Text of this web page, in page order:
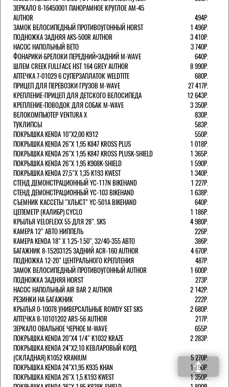
ЗЕРКАЛО 8-16450001 ПАНОРАМНОЕ КРУГЛОЕ AM-45
AUTHOR
494Р.
ЗАМОК ВЕЛОСИПЕДНЫЙ ПРОТИВОУГОННЫЙ HORST
1 496Р.
ПОДНОЖКА ЗАДНЯЯ AKS-500R AUTHOR
3 410Р.
НАСОС НАПОЛЬНЫЙ BETO
3 740Р.
ФОНАРИКИ-БРЕЛОКИ ПЕРЕДНИЙ+ЗАДНИЙ M-WAVE
640Р.
ШЛЕМ CREEK FULLFACE HST 164 GREY AUTHOR
8 990Р.
АПТЕЧКА 7-01029 6 СУПЕРЗАПЛАТОК WELDTITE
680Р.
ПРИЦЕП ДЛЯ ПЕРЕВОЗКИ ГРУЗОВ M-WAVE
27 417Р.
КРЕПЛЕНИЕ-ПРИЦЕП ДЛЯ ДЕТСКОГО ВЕЛОСИПЕДА
12 643Р.
КРЕПЛЕНИЕ-ПОВОДОК ДЛЯ СОБАК M-WAVE
3 350Р.
ВЕЛОКОМПЬЮТЕР VENTURA Х
830Р.
ТУКЛИПСЫ
583Р.
ПОКРЫШКА KENDA 10"Х2,00 K912
550Р.
ПОКРЫШКА KENDA 26"Х 1,95 K847 KROSS PLUS
1 018Р.
ПОКРЫШКА KENDA 26"Х 1,95 K847 KROSS PLUSK-SHIELD
1 365Р.
ПОКРЫШКА KENDA 26"Х 1,95 K908K-SHIELD
1 590Р.
ПОКРЫШКА KENDA 27,5"Х 1,35 K193 KWEST
1 340Р.
СТЕНД ДЕМОНСТРАЦИОННЫЙ YC-117N BIKEHAND
1 227Р.
СТЕНД ДЕМОНСТРАЦИОННЫЙ YC-103 BIKEHAND
1 638Р.
СЪЕМНИК КАССЕТЫ "ХЛЫСТ" YC-501A BIKEHAND
640Р.
ЦЕПЕМЕТР (КАЛИБР) CYCLO
1 186Р.
КРЫЛЬЯ VELOFLEXX 55 ДЛЯ 28". SKS
4 980Р.
КАМЕРА 12" АВТО НИППЕЛЬ
226Р.
КАМЕРА KENDA 18" Х 1.25-1.50", 32/40-355 АВТО
386Р.
БАГАЖНИК 8-15203125 ЗАДНИЙ ACR-160 AUTHOR
4 670Р.
ПОДНОЖКА 12-20" ЦЕНТРАЛЬНОГО КРЕПЛЕНИЯ
487Р.
ЗАМОК ВЕЛОСИПЕДНЫЙ ПРОТИВОУГОННЫЙ AUTHOR
1 600Р.
ПОДНОЖКА ЗАДНЯЯ HORST
273Р.
НАСОС НАПОЛЬНЫЙ AIR BAR 2 AUTHOR
2 142Р.
РЕЗИНКИ НА БАГАЖНИК
222Р.
КРЫЛЬЯ 0-10078 УНИВЕРСАЛЬНЫЕ ROWDY SET SKS
2 680Р.
АПТЕЧКА 8-10101202 ARS-56 AUTHOR
217Р.
ЗЕРКАЛО ОВАЛЬНОЕ ЧЕРНОЕ M-WAVE
655Р.
ПОКРЫШКА KENDA 20"Х4 1/4" K1032 KRAZE
2 283Р.
ПОКРЫШКА KENDA 24"Х2,10 КЕВЛАРОВЫЙ КОРД
(СКЛАДНАЯ) K1052 KRANIUM
5 270Р.
ПОКРЫШКА KENDA 24"Х1,95 K935 KHAN
1 190Р.
ПОКРЫШКА KENDA 26"Х 1,5 K193 KWEST
1 350Р.